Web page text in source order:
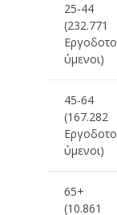
25-44
(232.771
Εργοδοτο
ύμενοι)
45-64
(167.282
Εργοδοτο
ύμενοι)
65+
(10.861